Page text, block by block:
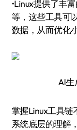
•Linux提供了丰
等，这些工具可
数据，从而优化
AI生
掌握Linux工具
系统底层的理解